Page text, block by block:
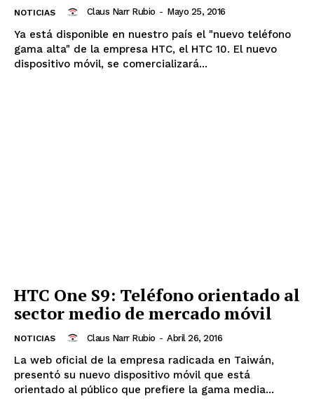
NOTICIAS Claus Narr Rubio - Mayo 25, 2016
Ya está disponible en nuestro país el "nuevo teléfono
gama alta" de la empresa HTC, el HTC 10. El nuevo
dispositivo móvil, se comercializará...
HTC One S9: Teléfono orientado al
sector medio de mercado móvil
NOTICIAS Claus Narr Rubio - Abril 26, 2016
La web oficial de la empresa radicada en Taiwán,
presentó su nuevo dispositivo móvil que está
orientado al público que prefiere la gama media...